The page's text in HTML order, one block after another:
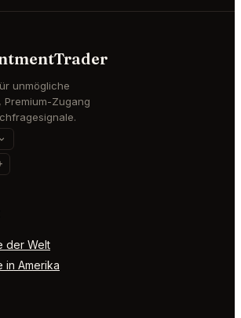
unmögliche
Premium-Zugang
der Welt
in Amerika